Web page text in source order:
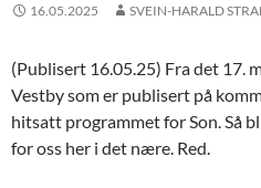
16.05.2025 SVEIN-HARALD
(Publisert 16.05.25) Fra det 17.
Vestby som er publisert på
hitsatt programmet for Son. Så
for oss her i det nære. Red.